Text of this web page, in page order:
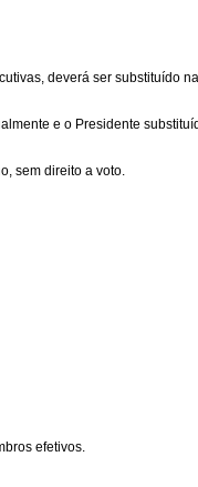
deverá ser substituído
e o Presidente
sem direito a voto.
efetivos.